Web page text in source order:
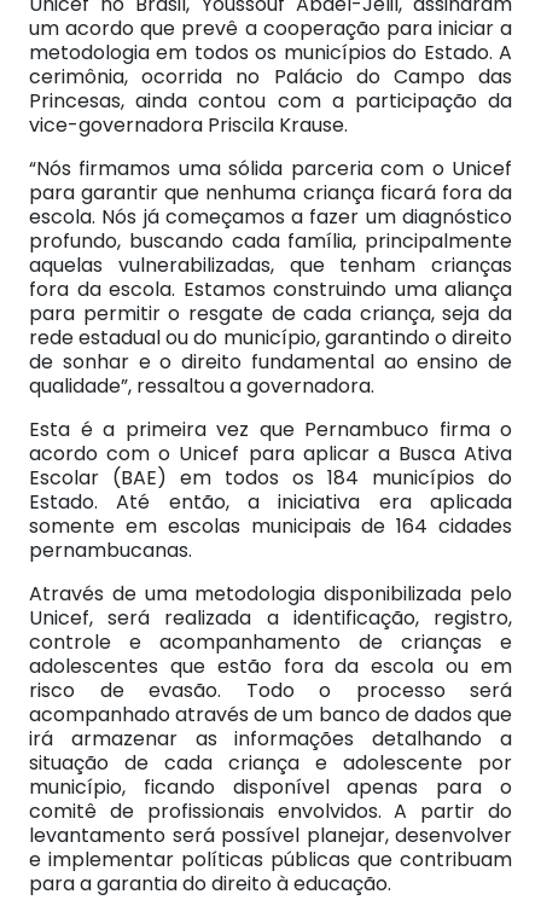
um acordo que prevê a cooperação para iniciar a
metodologia em todos os municípios do Estado. A
cerimônia, ocorrida no Palácio do Campo das
Princesas, ainda contou com a participação da
vice-governadora Priscila Krause.
“Nós firmamos uma sólida parceria com o Unicef
para garantir que nenhuma criança ficará fora da
escola. Nós já começamos a fazer um diagnóstico
profundo, buscando cada família, principalmente
aquelas vulnerabilizadas, que tenham crianças
fora da escola. Estamos construindo uma aliança
para permitir o resgate de cada criança, seja da
rede estadual ou do município, garantindo o direito
de sonhar e o direito fundamental ao ensino de
qualidade”, ressaltou a governadora.
Esta é a primeira vez que Pernambuco firma o
acordo com o Unicef para aplicar a Busca Ativa
Escolar (BAE) em todos os 184 municípios do
Estado. Até então, a iniciativa era aplicada
somente em escolas municipais de 164 cidades
pernambucanas.
Através de uma metodologia disponibilizada pelo
Unicef, será realizada a identificação, registro,
controle e acompanhamento de crianças e
adolescentes que estão fora da escola ou em
risco de evasão. Todo o processo será
acompanhado através de um banco de dados que
irá armazenar as informações detalhando a
situação de cada criança e adolescente por
município, ficando disponível apenas para o
comitê de profissionais envolvidos. A partir do
levantamento será possível planejar, desenvolver
e implementar políticas públicas que contribuam
para a garantia do direito à educação.